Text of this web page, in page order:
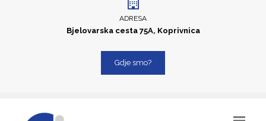
ADRESA
Bjelovarska cesta 75A, Koprivnica
Gdje smo?